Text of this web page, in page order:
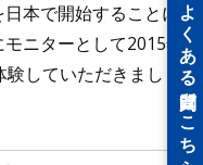
本で開始することに
ニターとして2015年
していただきまし